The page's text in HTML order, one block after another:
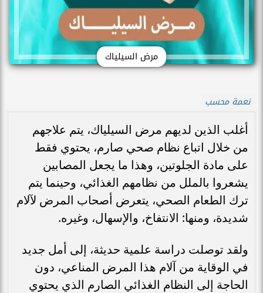
مرض السيلياك
نعمة محسب
أغلب الذين لديهم مرض السيلياك، يتم علاجهم
من خلال اتباع نظام صحي صارم، يحتوي فقط
على مادة الجلوتين، وهذا ما يجعل المصابين
يشعروا بالملل من نظامهم الغذائي، وحينما يتم
ترك الطعام الصحي، يتعرض أصحاب المرض لآلام
شديدة، ومنها: الانتفاخ، والإسهال، وغيره.
ولقد توصلت دراسة علمية حديثة، إلى أمل جديد
في الوقاية من آلام هذا المرض المناعي، دون
الحاجة إلى النظام الغذائي الصارم الذي يحتوي